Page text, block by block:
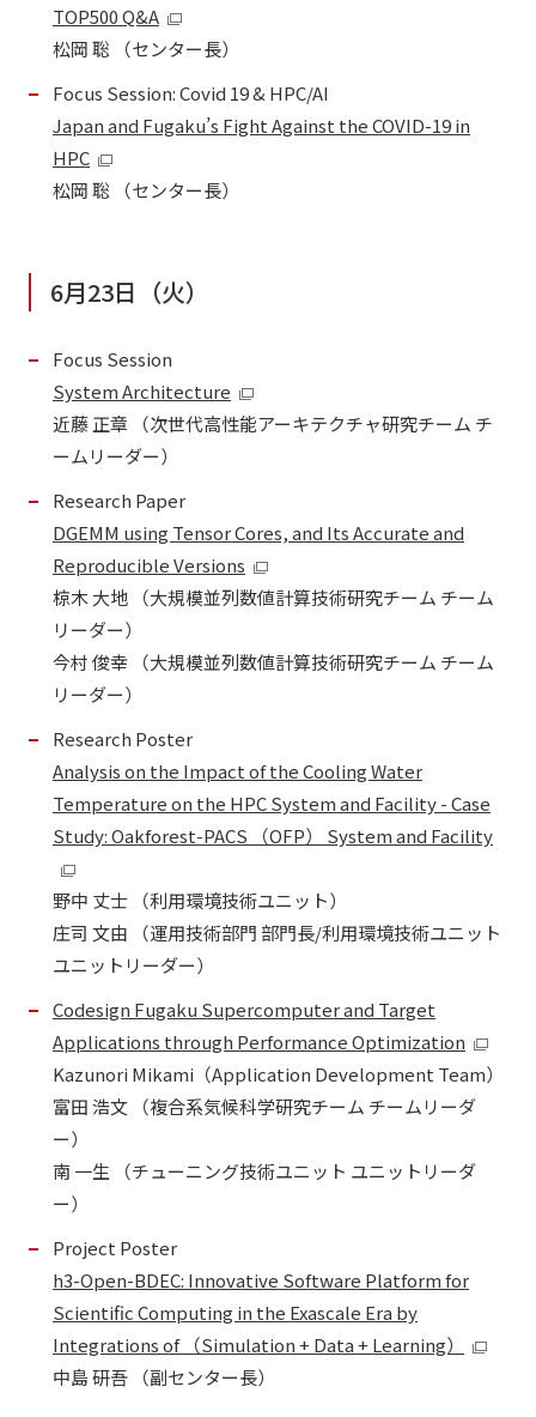
TOP500 Q&A
松岡 聡 （センター長）
Focus Session: Covid 19 & HPC/AI
Japan and Fugaku’s Fight Against the COVID-19 in
HPC
松岡 聡 （センター長）
6月23日（火）
Focus Session
System Architecture
近藤 正章 （次世代高性能アーキテクチャ研究チーム チ
ームリーダー）
Research Paper
DGEMM using Tensor Cores, and Its Accurate and
Reproducible Versions
椋木 大地 （大規模並列数値計算技術研究チーム チーム
リーダー）
今村 俊幸 （大規模並列数値計算技術研究チーム チーム
リーダー）
Research Poster
Analysis on the Impact of the Cooling Water
Temperature on the HPC System and Facility - Case
Study: Oakforest-PACS （OFP） System and Facility
野中 丈士 （利用環境技術ユニット）
庄司 文由 （運用技術部門 部門長/利用環境技術ユニット
ユニットリーダー）
Codesign Fugaku Supercomputer and Target
Applications through Performance Optimization
Kazunori Mikami（Application Development Team）
富田 浩文 （複合系気候科学研究チーム チームリーダ
ー）
南 一生 （チューニング技術ユニット ユニットリーダ
ー）
Project Poster
h3-Open-BDEC: Innovative Software Platform for
Scientific Computing in the Exascale Era by
Integrations of （Simulation + Data + Learning）
中島 研吾 （副センター長）